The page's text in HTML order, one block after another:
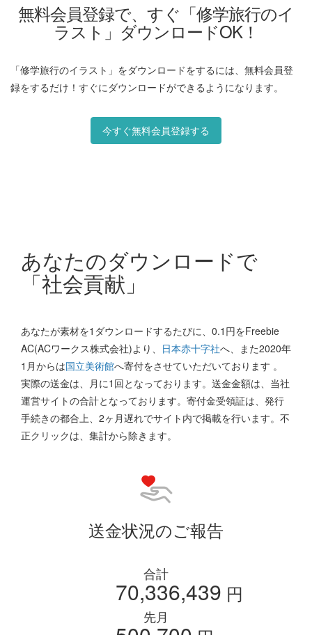
無料会員登録で、すぐ「修学旅行のイ
ラスト」ダウンロードOK！
「修学旅行のイラスト」をダウンロードをするには、無料会員登
録をするだけ！すぐにダウンロードができるようになります。
今すぐ無料会員登録する
あなたのダウンロードで
「社会貢献」
あなたが素材を1ダウンロードするたびに、0.1円をFreebie
AC(ACワークス株式会社)より、 日本赤十字社へ、また2020年
1月からは国立美術館へ寄付をさせていただいております 。
実際の送金は、月に1回となっております。送金金額は、当社
運営サイトの合計となっております。寄付金受領証は、発行
手続きの都合上、2ヶ月遅れでサイト内で掲載を行います。不
正クリックは、集計から除きます。
送金状況のご報告
合計
70,336,439 円
先月